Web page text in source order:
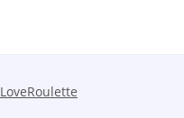
LoveRoulette